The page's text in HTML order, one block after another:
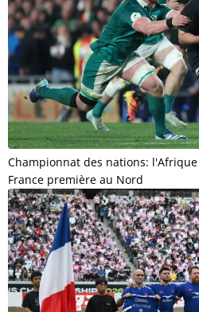
Championnat des nations:
France première au Nord